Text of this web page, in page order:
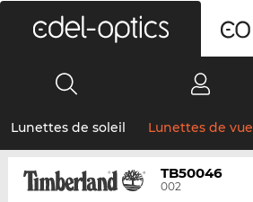
Lunettes de soleil Lunettes de vue
TB50046
002